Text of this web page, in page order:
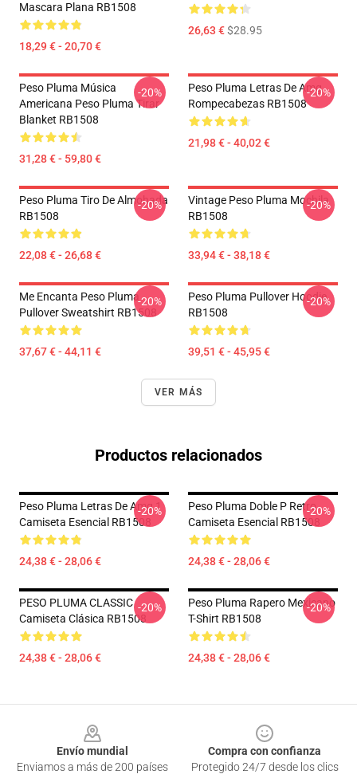
Mascara Plana RB1508
18,29 € - 20,70 €
26,63 €$28.95
Peso Pluma Música
Americana Peso Pluma Tirar
Blanket RB1508
31,28 € - 59,80 €
-20%
Peso Pluma Letras De Amg
Rompecabezas RB1508
21,98 € - 40,02 €
-20%
Peso Pluma Tiro De Almohada
RB1508
22,08 € - 26,68 €
-20%
Vintage Peso Pluma Mochila
RB1508
33,94 € - 38,18 €
-20%
Me Encanta Peso Pluma
Pullover Sweatshirt RB1508
37,67 € - 44,11 €
-20%
Peso Pluma Pullover Hoodie
RB1508
39,51 € - 45,95 €
-20%
VER MÁS
Productos relacionados
Peso Pluma Letras De Amg 1
Camiseta Esencial RB1508
24,38 € - 28,06 €
-20%
Peso Pluma Doble P Retro
Camiseta Esencial RB1508
24,38 € - 28,06 €
-20%
PESO PLUMA CLASSIC
Camiseta Clásica RB1508
24,38 € - 28,06 €
-20%
Peso Pluma Rapero Mexicano
T-Shirt RB1508
24,38 € - 28,06 €
-20%
Envío mundial
Enviamos a más de 200 países
Compra con confianza
Protegido 24/7 desde los clics